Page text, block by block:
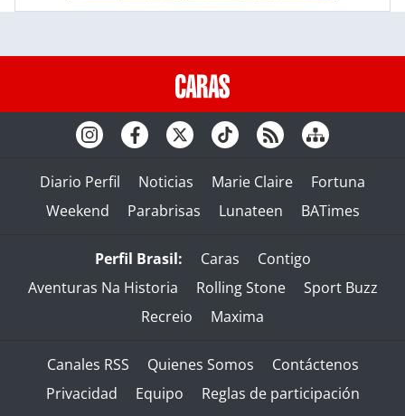
Diario Perfil Noticias Marie Claire
Fortuna
Weekend
Parabrisas Lunateen BATimes
Perfil Brasil: Caras
Contigo
Aventuras Na Historia
Rolling Stone
Sport Buzz
Recreio
Maxima
Canales RSS Quienes Somos
Contáctenos
Privacidad
Equipo
Reglas de participación